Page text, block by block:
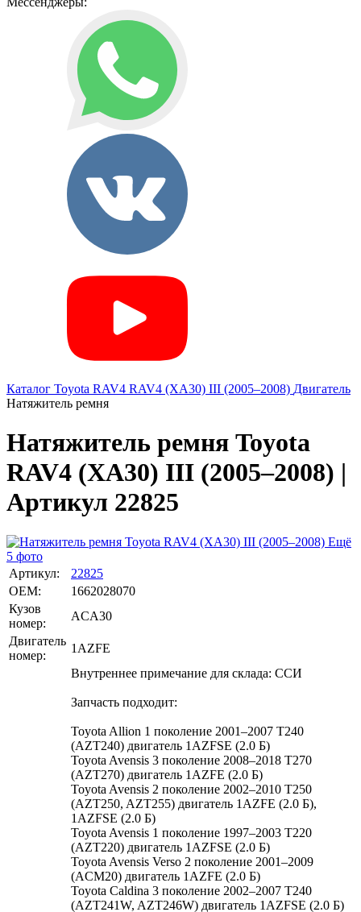
Каталог Toyota RAV4 RAV4 (XA30) III (2005–2008) Двигатель
Натяжитель ремня
Натяжитель ремня Toyota
RAV4 (XA30) III (2005–2008) |
Артикул 22825
Ещё
5 фото
Артикул:
22825
OEM:
1662028070
Кузов
номер:
ACA30
Двигатель
номер:
1AZFE
Внутреннее примечание для склада: ССИ
Запчасть подходит:
Toyota Allion 1 поколение 2001–2007 T240
(AZT240) двигатель 1AZFSE (2.0 Б)
Toyota Avensis 3 поколение 2008–2018 T270
(AZT270) двигатель 1AZFE (2.0 Б)
Toyota Avensis 2 поколение 2002–2010 T250
(AZT250, AZT255) двигатель 1AZFE (2.0 Б),
1AZFSE (2.0 Б)
Toyota Avensis 1 поколение 1997–2003 T220
(AZT220) двигатель 1AZFSE (2.0 Б)
Toyota Avensis Verso 2 поколение 2001–2009
(ACM20) двигатель 1AZFE (2.0 Б)
Toyota Caldina 3 поколение 2002–2007 T240
(AZT241W, AZT246W) двигатель 1AZFSE (2.0 Б)